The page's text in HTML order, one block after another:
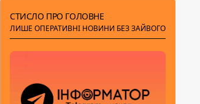
СТИСЛО ПРО ГОЛОВНЕ
ЛИШЕ ОПЕРАТИВНІ НОВИНИ БЕЗ ЗАЙВОГО